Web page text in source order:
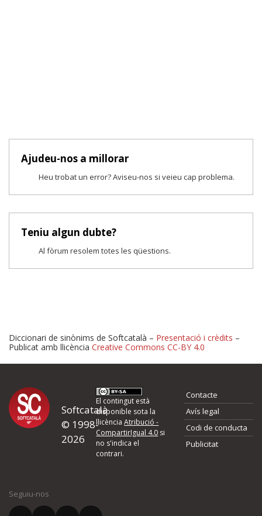
Ajudeu-nos a millorar
Heu trobat un error? Aviseu-nos si veieu cap problema.
Teniu algun dubte?
Al fòrum resolem totes les qüestions.
Proposeu-nos millores o
d'errors
Si heu trobat un error o voleu proposar alguna millora, ompliu els
quina és la millora que proposeu o l'error del qual voleu informar-
Diccionari de sinònims de Softcatalà – Presentació i crèdits –
Publicat amb llicència Creative Commons CC-BY 4.0
Softcatalà
© 1998-
2026
El contingut està
disponible sota la
llicènciaAtribució -
CompartirIgual 4.0 si
no s'indica el
contrari.
Contacte
Avís legal
Codi de conducta
Publicitat
Seguiu-nos